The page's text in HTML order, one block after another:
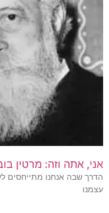
אני, אתה וזה: מרטין
הדרך שבה אנחנו מתייחסים
עצמנו